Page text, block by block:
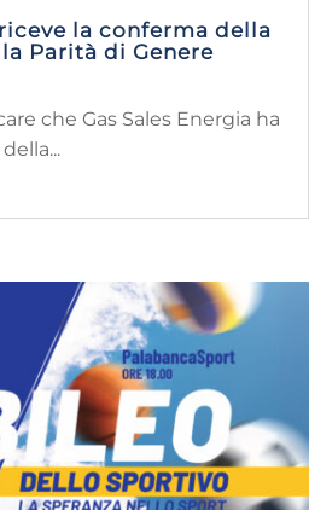
la conferma della
Parità di Genere
che Gas Sales Energia ha